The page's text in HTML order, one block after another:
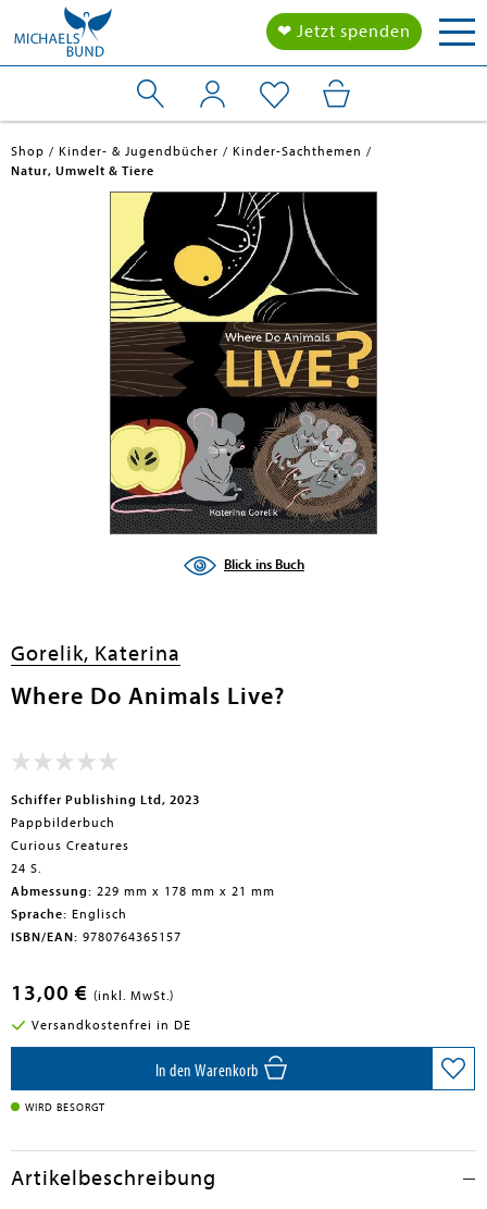
❤ Jetzt spenden
Shop Kinder- & Jugendbücher
Kinder-Sachthemen
Natur, Umwelt & Tiere
Blick ins Buch
Gorelik, Katerina
Where Do Animals Live?
Schiffer Publishing Ltd, 2023
Pappbilderbuch
Curious Creatures
24 S.
Abmessung: 229 mm x 178 mm x 21 mm
Sprache: Englisch
ISBN/EAN: 9780764365157
13,00 € (inkl. MwSt.)
Versandkostenfrei in DE
In den Warenkorb
WIRD BESORGT
Artikelbeschreibung